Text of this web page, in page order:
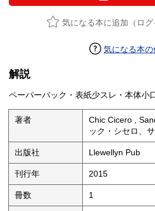
気になる本に追加（ログ
気になる本
解説
ペーパーバック・表紙少スレ・本体小
著者
Chic Cicero ,
ック・シセロ、
出版社 Llewellyn Pub
刊行年 2015
冊数 1